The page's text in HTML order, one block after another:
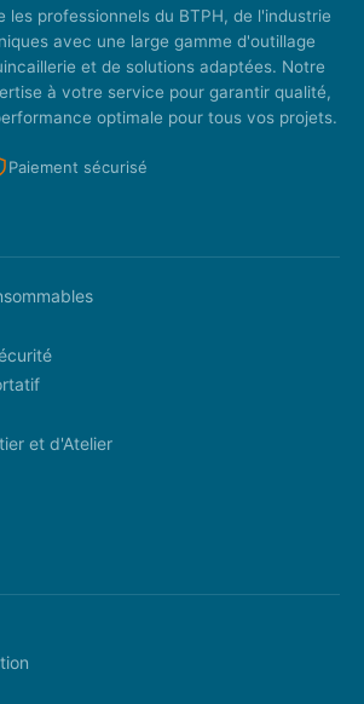
les professionnels du BTPH, de l'industrie
avec une large gamme d'outillage
et de solutions adaptées. Notre
à votre service pour garantir qualité,
optimale pour tous vos projets.
Paiement sécurisé
et d'Atelier